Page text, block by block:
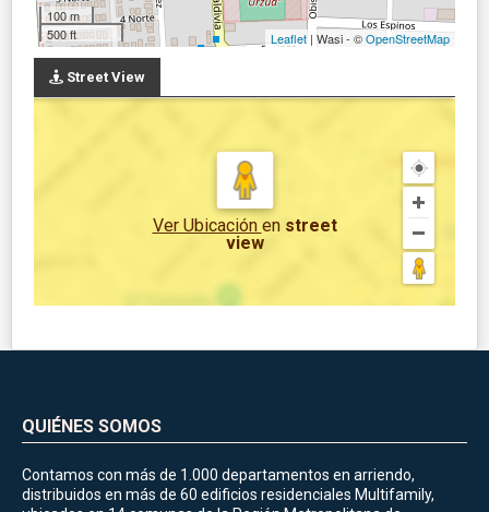
100 m
500 ft
Leaflet | Wasi - ©OpenStreetMap
Street View
Ver Ubicación en street
view
QUIÉNES SOMOS
Contamos con más de 1.000 departamentos en arriendo,
distribuidos en más de 60 edificios residenciales Multifamily,